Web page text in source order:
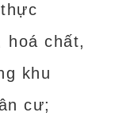
hoá chất,
khu
cư;